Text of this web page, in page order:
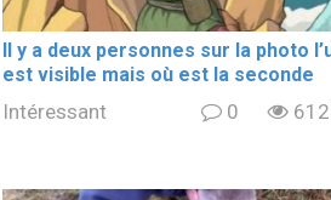
Il y a deux personnes sur la photo
est visible mais où est la seconde
Intéressant 0